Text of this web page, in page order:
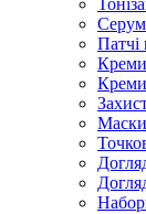
Патчі